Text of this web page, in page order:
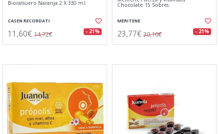
Bioralsuero Naranja 2 X 330 ml
CASEN RECORDATI
11,60€ 14,72€ - 21%
Chocolate 15 Sobres
MERITENE
23,77€ 30,16€ - 21%